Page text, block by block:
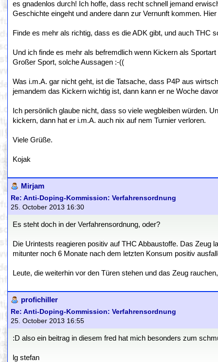
es gnadenlos durch! Ich hoffe, dass recht schnell jemand
Geschichte eingeht und andere dann zur Vernunft kommen.
Finde es mehr als richtig, dass es die ADK gibt, und auch THC
Und ich finde es mehr als befremdlich wenn Kickern als
Großer Sport, solche Aussagen :-((
Was i.m.A. gar nicht geht, ist die Tatsache, dass P4P aus
jemandem das Kickern wichtig ist, dann kann er ne Woche
Ich persönlich glaube nicht, dass so viele wegbleiben würden.
kickern, dann hat er i.m.A. auch nix auf nem Turnier verloren.
Viele Grüße.
Kojak
Mirjam
Re: Anti-Doping-Kommission: Verfahrensordnung
25. October 2013 16:30
Es steht doch in der Verfahrensordnung, oder?
Die Urintests reagieren positiv auf THC Abbaustoffe. Das Zeug
mitunter noch 6 Monate nach dem letzten Konsum positiv
Leute, die weiterhin vor den Türen stehen und das Zeug
profichiller
Re: Anti-Doping-Kommission: Verfahrensordnung
25. October 2013 16:55
:D also ein beitrag in diesem fred hat mich besonders zum
lg stefan